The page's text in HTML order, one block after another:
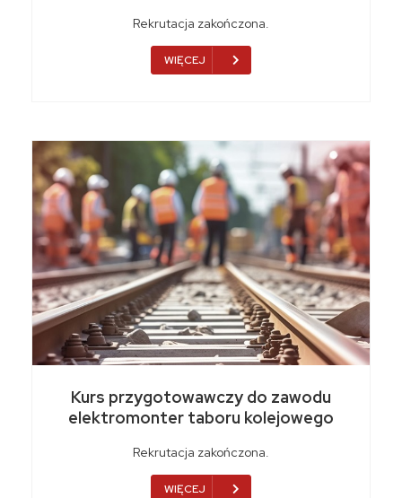
Rekrutacja zakończona.
WIĘCEJ
Kurs przygotowawczy do zawodu
elektromonter taboru kolejowego
Rekrutacja zakończona.
WIĘCEJ